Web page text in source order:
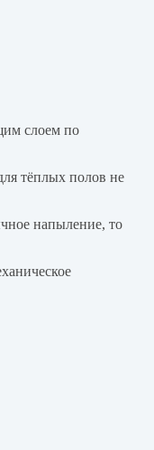
слоем по
тёплых полов не
напыление, то